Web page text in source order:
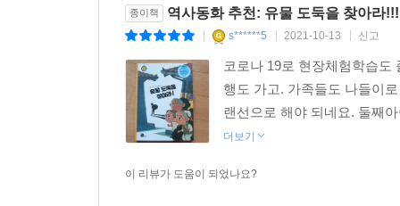
종이책 역사동화 추천: 유물 도둑을 찾아라!!!
s******5 2021-10-13 신고
코로나 19로 현장체험학습도
행도 가고. 가족들도 나들이
랜선으로 해야 되네요. 둘째
더보기
이 리뷰가 도움이 되었나요?